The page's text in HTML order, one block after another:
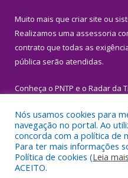
Muito mais que criar site ou
Realizamos uma assessoria
contrato que todas as
pública serão atendidas.
Conheça o PNTP e o Radar da
Todos os direitos reservados
Nós usamos cookies para
navegação no portal. Ao
concorda com a política de
Para ter mais informações
Política de cookies (Leia mais
ACEITO.